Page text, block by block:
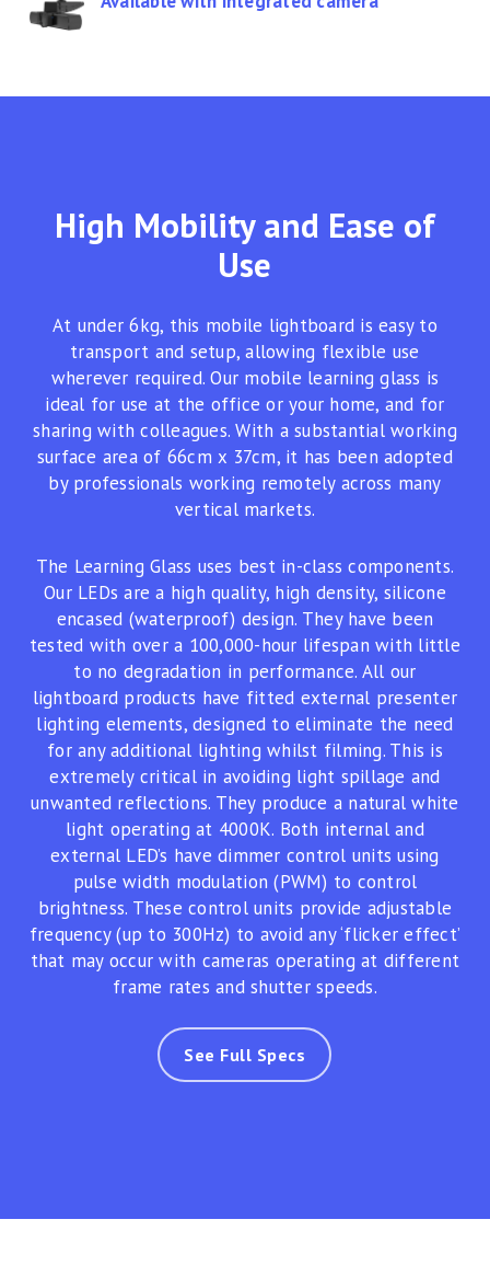
High Mobility and Ease of
Use
At under 6kg, this mobile lightboard is easy to
transport and setup, allowing flexible use
wherever required. Our mobile learning glass is
ideal for use at the office or your home, and for
sharing with colleagues. With a substantial working
surface area of 66cm x 37cm, it has been adopted
by professionals working remotely across many
vertical markets.
The Learning Glass uses best in-class components.
Our LEDs are a high quality, high density, silicone
encased (waterproof) design. They have been
tested with over a 100,000-hour lifespan with little
to no degradation in performance. All our
lightboard products have fitted external presenter
lighting elements, designed to eliminate the need
for any additional lighting whilst filming. This is
extremely critical in avoiding light spillage and
unwanted reflections. They produce a natural white
light operating at 4000K. Both internal and
external LED’s have dimmer control units using
pulse width modulation (PWM) to control
brightness. These control units provide adjustable
frequency (up to 300Hz) to avoid any ‘flicker effect’
that may occur with cameras operating at different
frame rates and shutter speeds.
See Full Specs